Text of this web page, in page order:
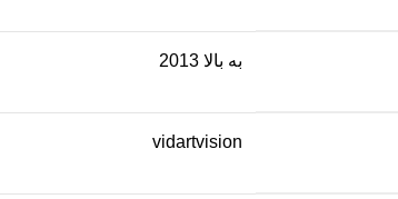
به بالا 2013
vidartvision